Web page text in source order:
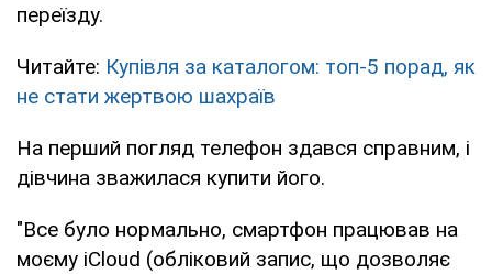
переїзду.
Читайте: Купівля за каталогом: топ-5 порад, як
не стати жертвою шахраїв
На перший погляд телефон здався справним, і
дівчина зважилася купити його.
"Все було нормально, смартфон працював на
моєму iCloud (обліковий запис, що дозволяє